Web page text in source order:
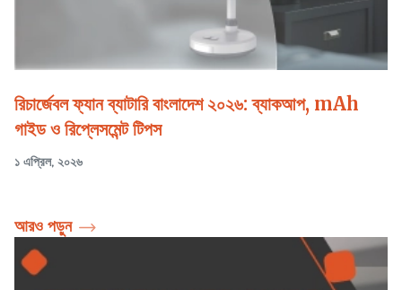
রিচার্জেবল ফ্যান ব্যাটারি বাংলাদেশ ২০২৬: ব্যাকআপ, mAh
গাইড ও রিপ্লেসমেন্ট টিপস
১ এপ্রিল, ২০২৬
আরও পড়ুন